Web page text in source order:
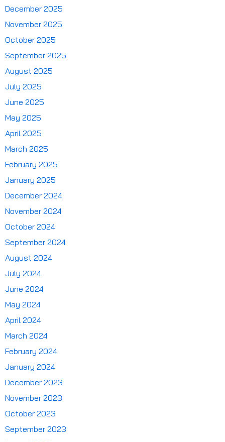
December 2025
November 2025
October 2025
September 2025
August 2025
July 2025
June 2025
May 2025
April 2025
March 2025
February 2025
January 2025
December 2024
November 2024
October 2024
September 2024
August 2024
July 2024
June 2024
May 2024
April 2024
March 2024
February 2024
January 2024
December 2023
November 2023
October 2023
September 2023